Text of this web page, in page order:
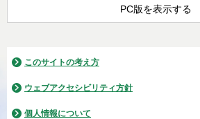
PC版を表示する
このサイトの考え方
ウェブアクセシビリティ方針
個人情報について